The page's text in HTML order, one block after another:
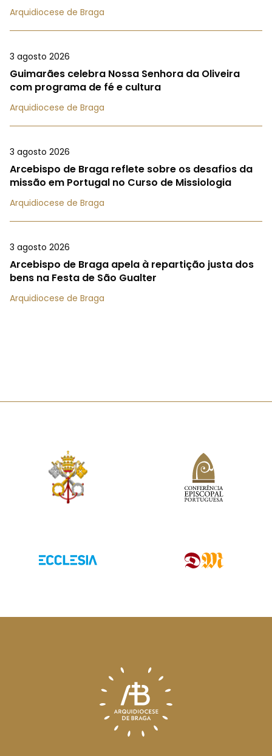
Arquidiocese de Braga
3 agosto 2026
Guimarães celebra Nossa Senhora da Oliveira
com programa de fé e cultura
Arquidiocese de Braga
3 agosto 2026
Arcebispo de Braga reflete sobre os desafios da
missão em Portugal no Curso de Missiologia
Arquidiocese de Braga
3 agosto 2026
Arcebispo de Braga apela à repartição justa dos
bens na Festa de São Gualter
Arquidiocese de Braga